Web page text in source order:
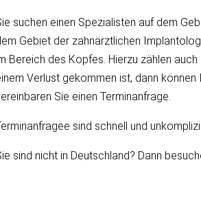
suchen einen Spezialisten auf dem
Gebiet der zahnärztlichen
Bereich des Kopfes. Hierzu zählen
Verlust gekommen ist, dann
Sie einen Terminanfrage.
sind schnell und
sind nicht in Deutschland? Dann